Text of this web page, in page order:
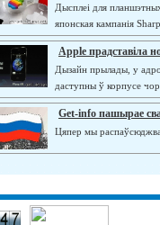
Дысплеі для
японская кампанія Sharp.
Apple прадставіла
Дызайн прылады, у
даступны ў корпусе
Get-info пашырае
Цяпер мы